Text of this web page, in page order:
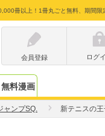
冊以上！1冊丸ごと無料、期間限
会員登録
ログ
無料漫画
ャンプSQ. 新テニスの